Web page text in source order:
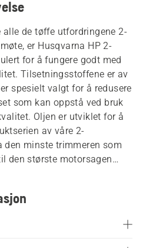
alle de tøffe utfordringene 2-
er Husqvarna HP 2-
for å fungere godt med
Tilsetningsstoffene er av
spesielt valgt for å redusere
som kan oppstå ved bruk
Oljen er utviklet for å
av våre 2-
den minste trimmeren som
den største motorsagen